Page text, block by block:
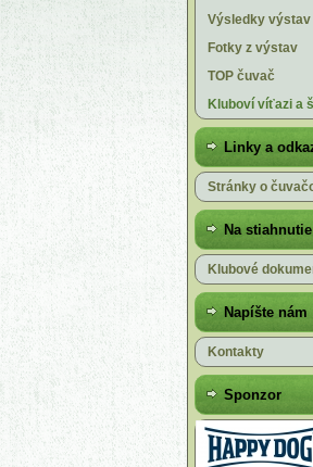
Výsledky výstav
Fotky z výstav
TOP čuvač
Kluboví víťazi a
Linky a
Stránky o
Na stiahnutie
Klubové
Napíšte nám
Kontakty
Sponzor